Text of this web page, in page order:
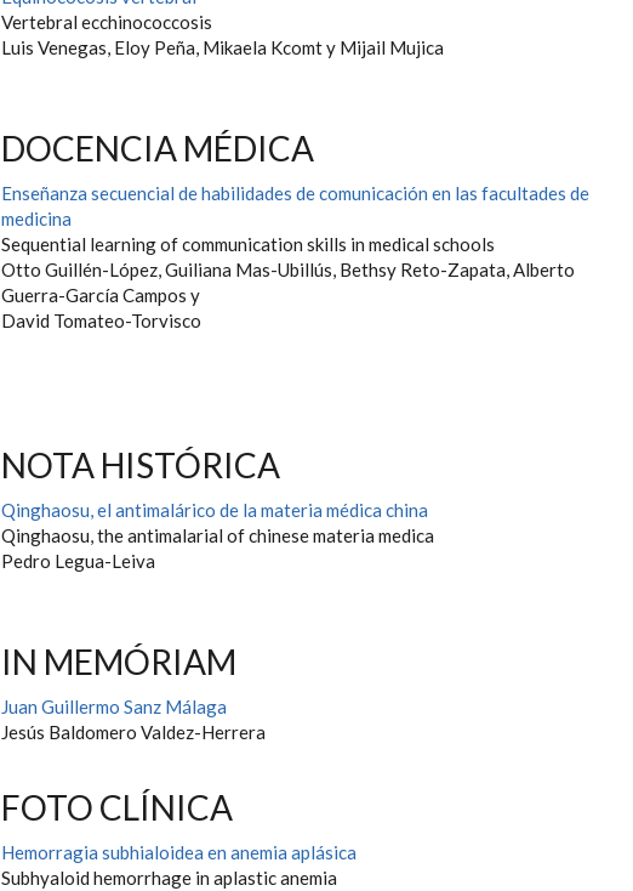
Vertebral ecchinococcosis
Luis Venegas, Eloy Peña, Mikaela Kcomt y Mijail Mujica
DOCENCIA MÉDICA
Enseñanza secuencial de habilidades de comunicación en las facultades de
medicina
Sequential learning of communication skills in medical schools
Otto Guillén-López, Guiliana Mas-Ubillús, Bethsy Reto-Zapata, Alberto
Guerra-García Campos y
David Tomateo-Torvisco
NOTA HISTÓRICA
Qinghaosu, el antimalárico de la materia médica china
Qinghaosu, the antimalarial of chinese materia medica
Pedro Legua-Leiva
IN MEMÓRIAM
Juan Guillermo Sanz Málaga
Jesús Baldomero Valdez-Herrera
FOTO CLÍNICA
Hemorragia subhialoidea en anemia aplásica
Subhyaloid hemorrhage in aplastic anemia